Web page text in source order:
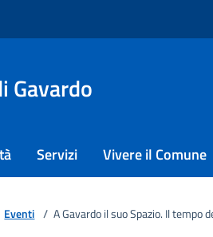
Gavardo
Servizi Vivere il Comune
Eventi / A Gavardo il suo Spazio. Il tempo